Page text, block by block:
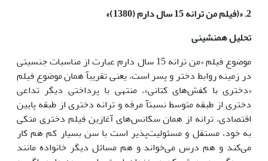
2. «(فیلم من ترانه 15 سال دارم (1380)»
تحلیل همنشینی
موضوع فیلم «من ترانه 15 سال دارم عبارت از مناسبات جنسیتی
در زمینه روابط دختر و پسر است، یعنی تقریبآ همان موضوع فیلم
«دختری با کفش‌های کتانی»، منتهی با پرداختی دیگر تداعی
دختری از طبقه متوسط نسبتآ مرفه و ترانه دختری از طبقه پایین
اقتصادی، ترانه از همان سکانس‌های آغازین فیلم دختری متکی
به خود، مستقل و مسئولیت‌پذیر است با سن بسیار کم هم کار
می‌کند و هم درس می‌خواند و هم مسائل دیگر خانواده مانند